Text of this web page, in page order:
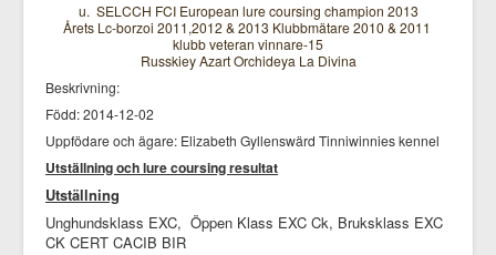
u. SELCCH FCI European lure coursing champion 2013
Årets Lc-borzoi 2011,2012 & 2013 Klubbmätare 2010 & 2011
klubb veteran vinnare-15
Russkiey Azart Orchideya La Divina
Beskrivning:
Född: 2014-12-02
Uppfödare och ägare: Elizabeth Gyllenswärd Tinniwinnies kennel
Utställning och lure coursing resultat
Utställning
Unghundsklass EXC, Öppen Klass EXC Ck, Bruksklass EXC
CK CERT CACIB BIR